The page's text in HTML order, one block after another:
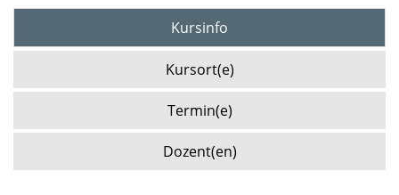
Kursinfo
Kursort(e)
Termin(e)
Dozent(en)